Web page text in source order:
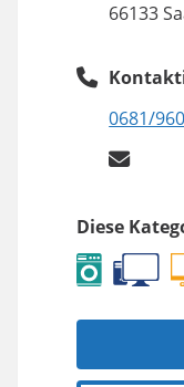
66133
0681/
Diese